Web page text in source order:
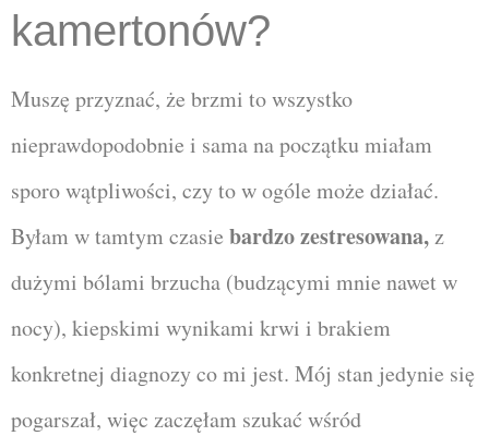
kamertonów?
Muszę przyznać, że brzmi to wszystko
nieprawdopodobnie i sama na początku miałam
sporo wątpliwości, czy to w ogóle może działać.
Byłam w tamtym czasie bardzo zestresowana,z
dużymi bólami brzucha (budzącymi mnie nawet w
nocy), kiepskimi wynikami krwi i brakiem
konkretnej diagnozy co mi jest. Mój stan jedynie się
pogarszał, więc zaczęłam szukać wśród